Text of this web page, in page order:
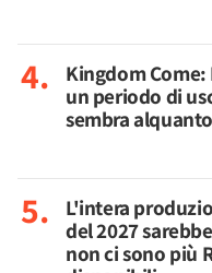
Kingdom Come:
un periodo di
sembra
L'intera
del 2027
non ci sono più